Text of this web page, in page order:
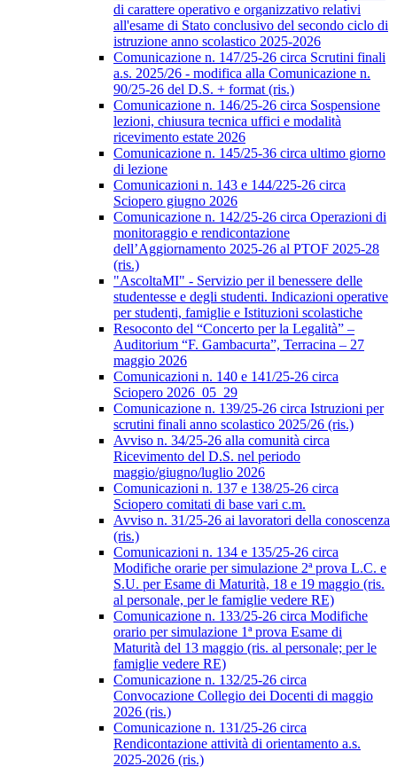
di carattere operativo e organizzativo relativi
all'esame di Stato conclusivo del secondo ciclo di
istruzione anno scolastico 2025-2026
Comunicazione n. 147/25-26 circa Scrutini finali
a.s. 2025/26 - modifica alla Comunicazione n.
90/25-26 del D.S. + format (ris.)
Comunicazione n. 146/25-26 circa Sospensione
lezioni, chiusura tecnica uffici e modalità
ricevimento estate 2026
Comunicazione n. 145/25-36 circa ultimo giorno
di lezione
Comunicazioni n. 143 e 144/225-26 circa
Sciopero giugno 2026
Comunicazione n. 142/25-26 circa Operazioni di
monitoraggio e rendicontazione
dell’Aggiornamento 2025-26 al PTOF 2025-28
(ris.)
"AscoltaMI" - Servizio per il benessere delle
studentesse e degli studenti. Indicazioni operative
per studenti, famiglie e Istituzioni scolastiche
Resoconto del “Concerto per la Legalità” –
Auditorium “F. Gambacurta”, Terracina – 27
maggio 2026
Comunicazioni n. 140 e 141/25-26 circa
Sciopero 2026_05_29
Comunicazione n. 139/25-26 circa Istruzioni per
scrutini finali anno scolastico 2025/26 (ris.)
Avviso n. 34/25-26 alla comunità circa
Ricevimento del D.S. nel periodo
maggio/giugno/luglio 2026
Comunicazioni n. 137 e 138/25-26 circa
Sciopero comitati di base vari c.m.
Avviso n. 31/25-26 ai lavoratori della conoscenza
(ris.)
Comunicazioni n. 134 e 135/25-26 circa
Modifiche orarie per simulazione 2ª prova L.C. e
S.U. per Esame di Maturità, 18 e 19 maggio (ris.
al personale, per le famiglie vedere RE)
Comunicazione n. 133/25-26 circa Modifiche
orario per simulazione 1ª prova Esame di
Maturità del 13 maggio (ris. al personale; per le
famiglie vedere RE)
Comunicazione n. 132/25-26 circa
Convocazione Collegio dei Docenti di maggio
2026 (ris.)
Comunicazione n. 131/25-26 circa
Rendicontazione attività di orientamento a.s.
2025-2026 (ris.)